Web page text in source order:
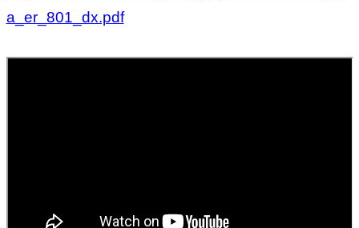
a_er_801_dx.pdf